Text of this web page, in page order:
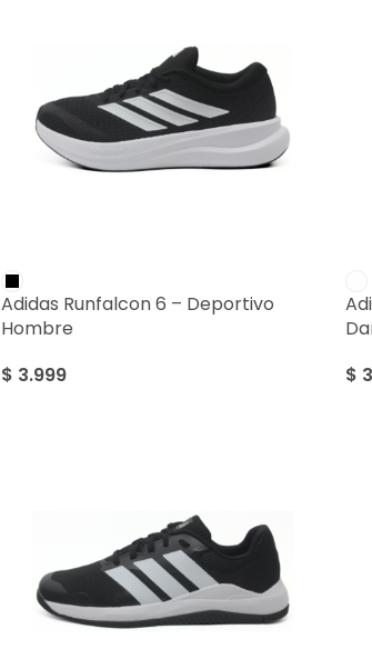
Adidas Runfalcon 6 – Deportivo
Hombre
$ 3.999
$